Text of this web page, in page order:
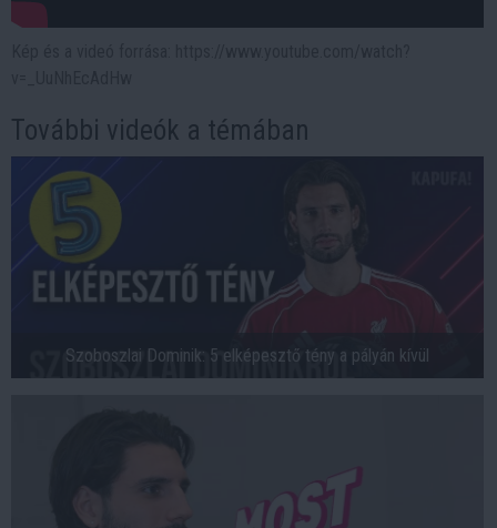
További videók a témában
Szoboszlai Dominik: 5 elképesztő tény a pályán kívül